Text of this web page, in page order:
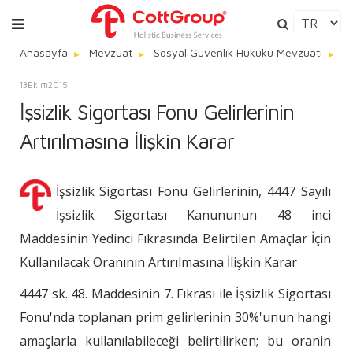
Anasayfa Mevzuat Sosyal Güvenlik Hukuku Mevzuatı
13Ekim2015
İşsizlik Sigortası Fonu Gelirlerinin
Artırılmasına İlişkin Karar
İşsizlik Sigortası Fonu Gelirlerinin, 4447 Sayılı
İşsizlik Sigortası Kanununun 48 inci
Maddesinin Yedinci Fıkrasında Belirtilen Amaçlar İçin
Kullanılacak Oranının Artırılmasına İlişkin Karar
4447 sk. 48. Maddesinin 7. Fıkrası ile İşsizlik Sigortası
Fonu'nda toplanan prim gelirlerinin 30%'unun hangi
amaçlarla kullanılabileceği belirtilirken; bu oranin